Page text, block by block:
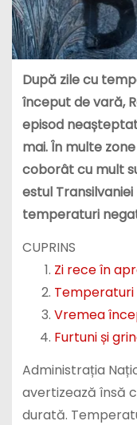
După zile cu
început de vară,
episod
mai. În multe
coborât cu mult
estul
temperaturi
CUPRINS
Zi rece în
Temperaturi
Vremea
Furtuni și
Administrația
avertizează însă
durată.